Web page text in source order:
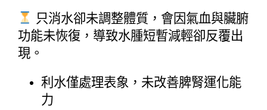
只消水卻未調整體質，會因氣血與臟腑
功能未恢復，導致水腫短暫減輕卻反覆出
現。
利水僅處理表象，未改善脾腎運化能
力